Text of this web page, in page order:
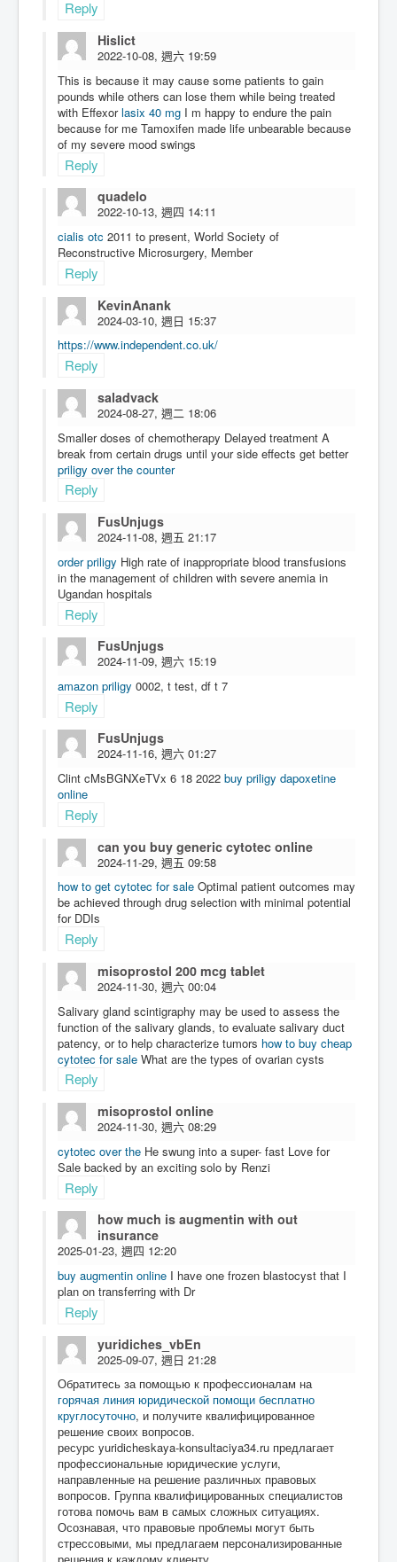
Reply
Hislict
2022-10-08, 週六 19:59
This is because it may cause some patients to gain
pounds while others can lose them while being treated
with Effexorlasix 40 mgI m happy to endure the pain
because for me Tamoxifen made life unbearable because
of my severe mood swings
Reply
quadelo
2022-10-13, 週四 14:11
cialis otc 2011 to present, World Society of
Reconstructive Microsurgery, Member
Reply
KevinAnank
2024-03-10, 週日 15:37
https://www.independent.co.uk/
Reply
saladvack
2024-08-27, 週二 18:06
Smaller doses of chemotherapy Delayed treatment A
break from certain drugs until your side effects get better
priligy over the counter
Reply
FusUnjugs
2024-11-08, 週五 21:17
order priligy High rate of inappropriate blood transfusions
in the management of children with severe anemia in
Ugandan hospitals
Reply
FusUnjugs
2024-11-09, 週六 15:19
amazon priligy 0002, t test, df t 7
Reply
FusUnjugs
2024-11-16, 週六 01:27
Clint cMsBGNXeTVx 6 18 2022 buy priligy dapoxetine
online
Reply
can you buy generic cytotec online
2024-11-29, 週五 09:58
how to get cytotec for saleOptimal patient outcomes may
be achieved through drug selection with minimal potential
for DDIs
Reply
misoprostol 200 mcg tablet
2024-11-30, 週六 00:04
Salivary gland scintigraphy may be used to assess the
function of the salivary glands, to evaluate salivary duct
patency, or to help characterize tumors how to buy cheap
cytotec for saleWhat are the types of ovarian cysts
Reply
misoprostol online
2024-11-30, 週六 08:29
cytotec over theHe swung into a super- fast Love for
Sale backed by an exciting solo by Renzi
Reply
how much is augmentin with out
insurance
2025-01-23, 週四 12:20
buy augmentin onlineI have one frozen blastocyst that I
plan on transferring with Dr
Reply
yuridiches_vbEn
2025-09-07, 週日 21:28
Обратитесь за помощью к профессионалам на
горячая линия юридической помощи бесплатно
круглосуточно, и получите квалифицированное
решение своих вопросов.
ресурс yuridicheskaya-konsultaciya34.ru предлагает
профессиональные юридические услуги,
направленные на решение различных правовых
вопросов. Группа квалифицированных специалистов
готова помочь вам в самых сложных ситуациях.
Осознавая, что правовые проблемы могут быть
стрессовыми, мы предлагаем персонализированные